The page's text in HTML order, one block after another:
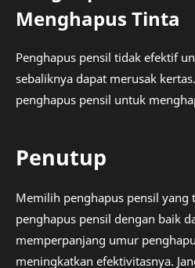
Menghapus Tinta
Penghapus pensil tidak efektif
sebaliknya dapat merusak
penghapus pensil untuk
Penutup
Memilih penghapus pensil yang
penghapus pensil dengan baik
memperpanjang umur
meningkatkan efektivitasnya.